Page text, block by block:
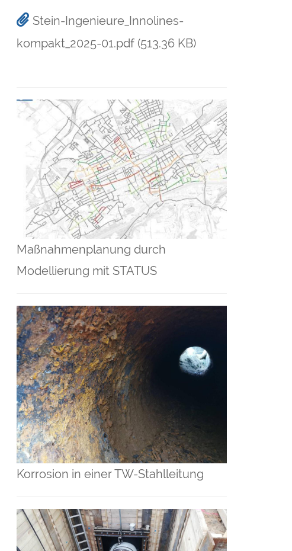
Stein-Ingenieure_Innolines-
kompakt_2025-01.pdf (513.36 KB)
Maßnahmenplanung durch
Modellierung mit STATUS
Korrosion in einer TW-Stahlleitung